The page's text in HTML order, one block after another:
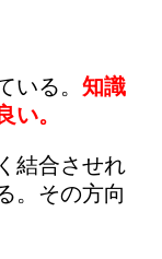
る。 知識
い。
結合させれ
。その方向